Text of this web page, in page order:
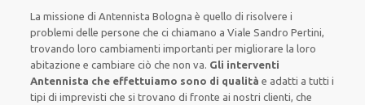
La missione di Antennista Bologna è quello di risolvere i
problemi delle persone checi chiamano a Viale Sandro Pertini,
trovando lorocambiamenti importanti per migliorare la loro
abitazione e cambiare ciò che non va. Gli interventi
Antennista che effettuiamo sono di qualità e adatti a tutti i
tipi di imprevisti che si trovano di fronte ai nostri clienti, che